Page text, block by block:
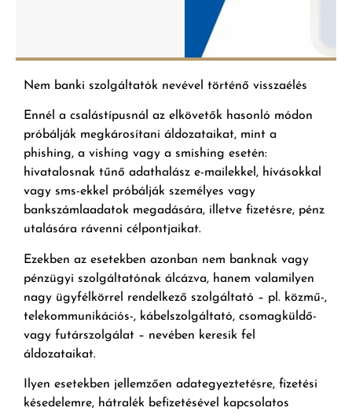
Nem banki szolgáltatók nevével történő visszaélés
Ennél a csalástípusnál az elkövetők hasonló módon
próbálják megkárosítani áldozataikat, mint a
phishing, a vishing vagy a smishing esetén:
hivatalosnak tűnő adathalász e-mailekkel, hívásokkal
vagy sms-ekkel próbálják személyes vagy
bankszámlaadatok megadására, illetve fizetésre, pénz
utalására rávenni célpontjaikat.
Ezekben az esetekben azonban nem banknak vagy
pénzügyi szolgáltatónak álcázva, hanem valamilyen
nagy ügyfélkörrel rendelkező szolgáltató – pl. közmű-,
telekommunikációs-, kábelszolgáltató, csomagküldő-
vagy futárszolgálat – nevében keresik fel
áldozataikat.
Ilyen esetekben jellemzően adategyeztetésre, fizetési
késedelemre, hátralék befizetésével kapcsolatos